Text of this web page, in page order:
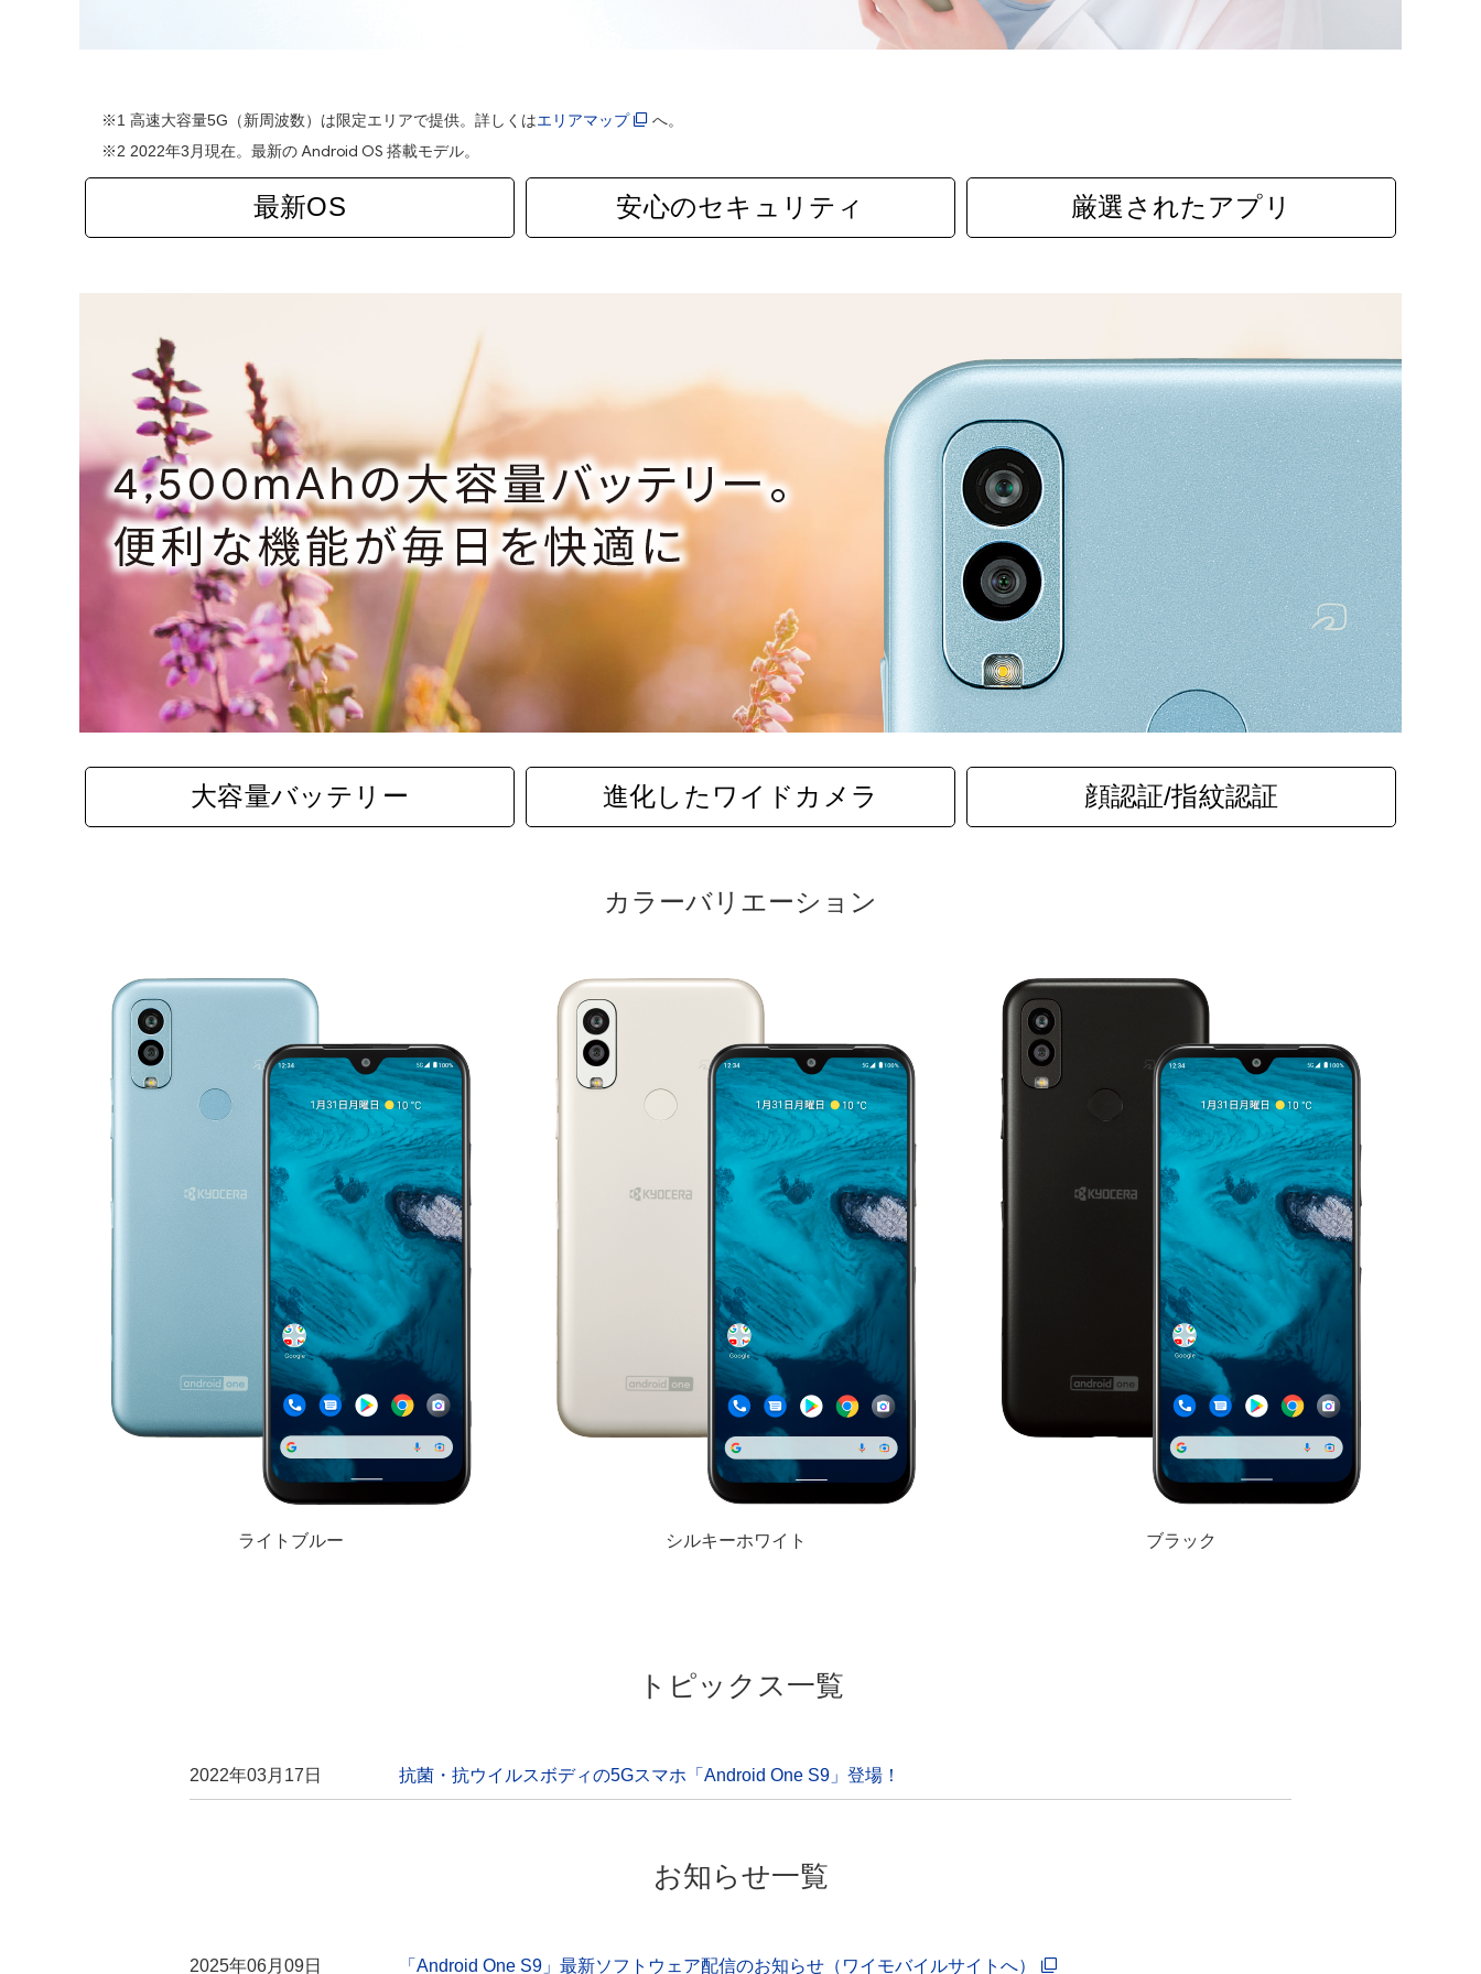
※1 高速大容量5G（新周波数）は限定エリアで提供。詳しくはエリアマップ
へ。
※2 2022年3月現在。最新のAndroid OS 搭載モデル。
最新OS 安心のセキュリティ 厳選されたアプリ
大容量バッテリー 進化したワイドカメラ 顔認証/指紋認証
カラーバリエーション
ライトブルー シルキーホワイト ブラック
トピックス一覧
2022年03月17日 抗菌・抗ウイルスボディの5Gスマホ「Android One S9」登場！
お知らせ一覧
2025年06月09日 「Android One S9」最新ソフトウェア配信のお知らせ（ワイモバイルサイトへ）